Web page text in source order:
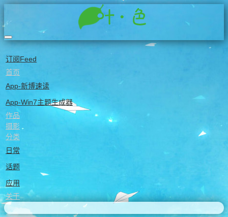
订阅Feed
首页
App-新博速读
App-Win7主题生成器
作品
摄影
分类
日常
话题
应用
关于
test2